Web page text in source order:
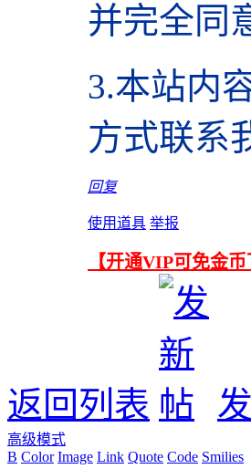
并完全同
3.本站内
方式联系
回复
使用道具 举报
【开通VIP可免金
返回列表
高级模式
B Color Image Link Quote Code Smilies